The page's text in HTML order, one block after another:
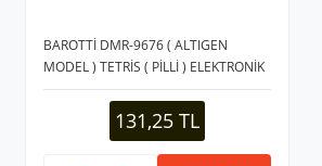
BAROTTİ DMR-9676 ( ALTIGEN
MODEL ) TETRİS ( PİLLİ ) ELEKTRONİK
OYUN ( LEVEL & SKOR EKRANLI ) (
BRICK GAME )*12X16
131,25 TL